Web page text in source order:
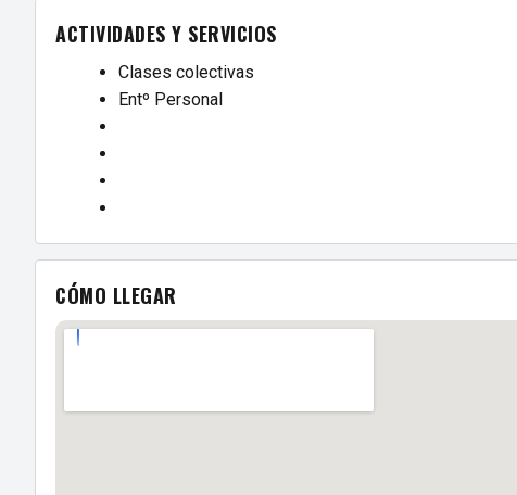
ACTIVIDADES Y SERVICIOS
Clases colectivas
Entº Personal
CÓMO LLEGAR